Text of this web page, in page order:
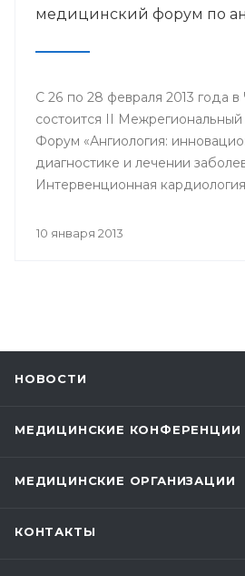
медицинский форум по
С 26 по 28 февраля 2013 года
состоится II
Форум «Ангиология:
диагностике и лечении
Интервенционная
10 января 2013
НОВОСТИ
МЕДИЦИНСКИЕ КОНФЕРЕНЦИИ
МЕДИЦИНСКИЕ ОРГАНИЗАЦИИ
КОНТАКТЫ